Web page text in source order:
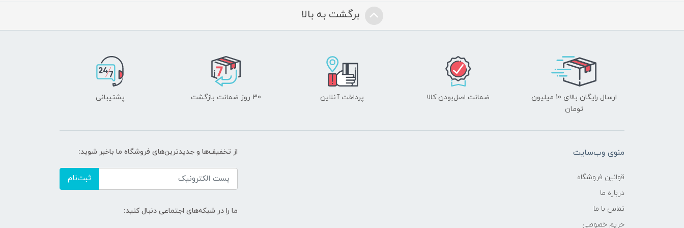
برگشت به بالا
ارسال رایگان بالای 10 میلیون
تومان
ضمانت اصل‌بودن کالا پرداخت آنلاین 30 روز ضمانت بازگشت پشتیبانی
منوی وب‌سایت
قوانین فروشگاه
درباره ما
تماس با ما
حریم خصوصی
از تخفیف‌ها و جدیدترین‌های فروشگاه ما باخبر شوید:
ثبت‌نام
ما را در شبکه‌های اجتماعی دنبال کنید: